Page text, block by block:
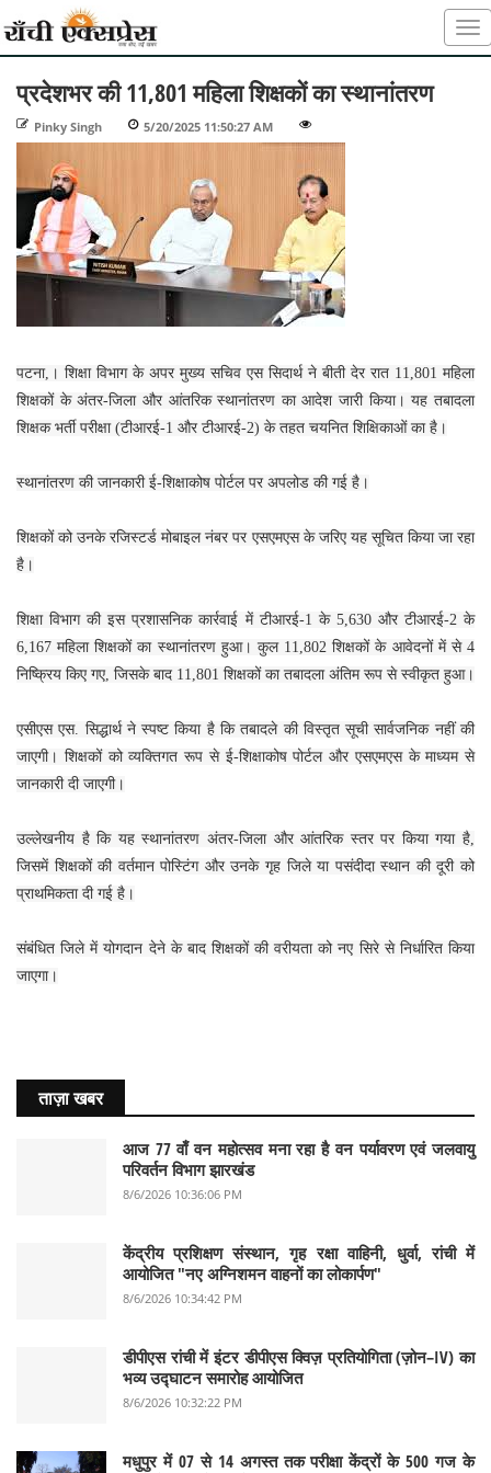
प्रदेशभर की 11,801 महिला शिक्षकों का स्थानांतरण
Pinky Singh 5/20/2025 11:50:27 AM
पटना,। शिक्षा विभाग के अपर मुख्य सचिव एस सिदार्थ ने बीती देर रात 11,801 महिला
शिक्षकों के अंतर-जिला और आंतरिक स्थानांतरण का आदेश जारी किया। यह तबादला
शिक्षक भर्ती परीक्षा (टीआरई-1 और टीआरई-2) के तहत चयनित शिक्षिकाओं का है।
स्थानांतरण की जानकारी ई-शिक्षाकोष पोर्टल पर अपलोड की गई है।
शिक्षकों को उनके रजिस्टर्ड मोबाइल नंबर पर एसएमएस के जरिए यह सूचित किया जा रहा
है।
शिक्षा विभाग की इस प्रशासनिक कार्रवाई में टीआरई-1 के 5,630 और टीआरई-2 के
6,167 महिला शिक्षकों का स्थानांतरण हुआ। कुल 11,802 शिक्षकों के आवेदनों में से 4
निष्क्रिय किए गए, जिसके बाद 11,801 शिक्षकों का तबादला अंतिम रूप से स्वीकृत हुआ।
एसीएस एस. सिद्धार्थ ने स्पष्ट किया है कि तबादले की विस्तृत सूची सार्वजनिक नहीं की
जाएगी। शिक्षकों को व्यक्तिगत रूप से ई-शिक्षाकोष पोर्टल और एसएमएस के माध्यम से
जानकारी दी जाएगी।
उल्लेखनीय है कि यह स्थानांतरण अंतर-जिला और आंतरिक स्तर पर किया गया है,
जिसमें शिक्षकों की वर्तमान पोस्टिंग और उनके गृह जिले या पसंदीदा स्थान की दूरी को
प्राथमिकता दी गई है।
संबंधित जिले में योगदान देने के बाद शिक्षकों की वरीयता को नए सिरे से निर्धारित किया
जाएगा।
ताज़ा खबर
आज 77 वाँ वन महोत्सव मना रहा है वन पर्यावरण एवं जलवायु
परिवर्तन विभाग झारखंड
8/6/2026 10:36:06 PM
केंद्रीय प्रशिक्षण संस्थान, गृह रक्षा वाहिनी, धुर्वा, रांची में
आयोजित "नए अग्निशमन वाहनों का लोकार्पण"
8/6/2026 10:34:42 PM
डीपीएस रांची में इंटर डीपीएस क्विज़ प्रतियोगिता (ज़ोन–IV) का
भव्य उद्घाटन समारोह आयोजित
8/6/2026 10:32:22 PM
मधुपुर में 07 से 14 अगस्त तक परीक्षा केंद्रों के 500 गज के